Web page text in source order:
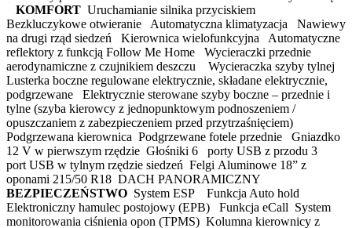
KOMFORT Uruchamianie silnika przyciskiem
Bezkluczykowe otwieranie Automatyczna klimatyzacja Nawiewy
na drugi rząd siedzeń Kierownica wielofunkcyjna Automatyczne
reflektory z funkcją Follow Me Home Wycieraczki przednie
aerodynamiczne z czujnikiem deszczu Wycieraczka szyby tylnej
Lusterka boczne regulowane elektrycznie, składane elektrycznie,
podgrzewane Elektrycznie sterowane szyby boczne – przednie i
tylne (szyba kierowcy z jednopunktowym podnoszeniem /
opuszczaniem z zabezpieczeniem przed przytrzaśnięciem)
Podgrzewana kierownica Podgrzewane fotele przednie Gniazdko
12 V w pierwszym rzędzie Głośniki 6 porty USB z przodu 3
port USB w tylnym rzędzie siedzeń Felgi Aluminowe 18” z
oponami 215/50 R18 DACH PANORAMICZNY
BEZPIECZEŃSTWO System ESP Funkcja Auto hold
Elektroniczny hamulec postojowy (EPB) Funkcja eCall System
monitorowania ciśnienia opon (TPMS) Kolumna kierownicy z